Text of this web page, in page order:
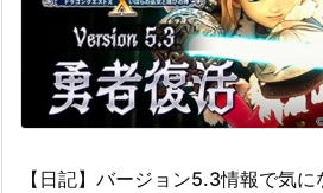
【日記】バージョン5.3情報で気